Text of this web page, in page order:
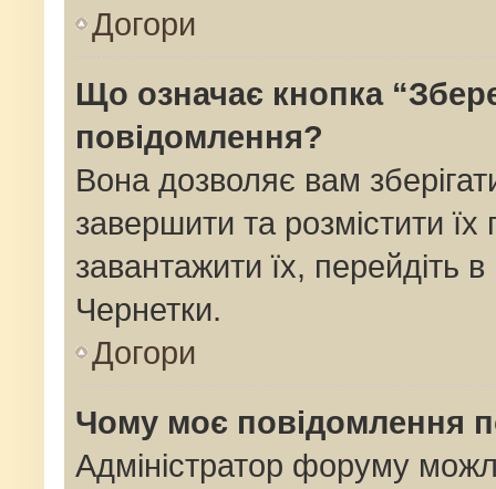
Догори
Що означає кнопка
повідомлення?
Вона дозволяє вам
завершити та розмістити
завантажити їх, перейдіть
Чернетки.
Догори
Чому моє повідомлення
Адміністратор форуму